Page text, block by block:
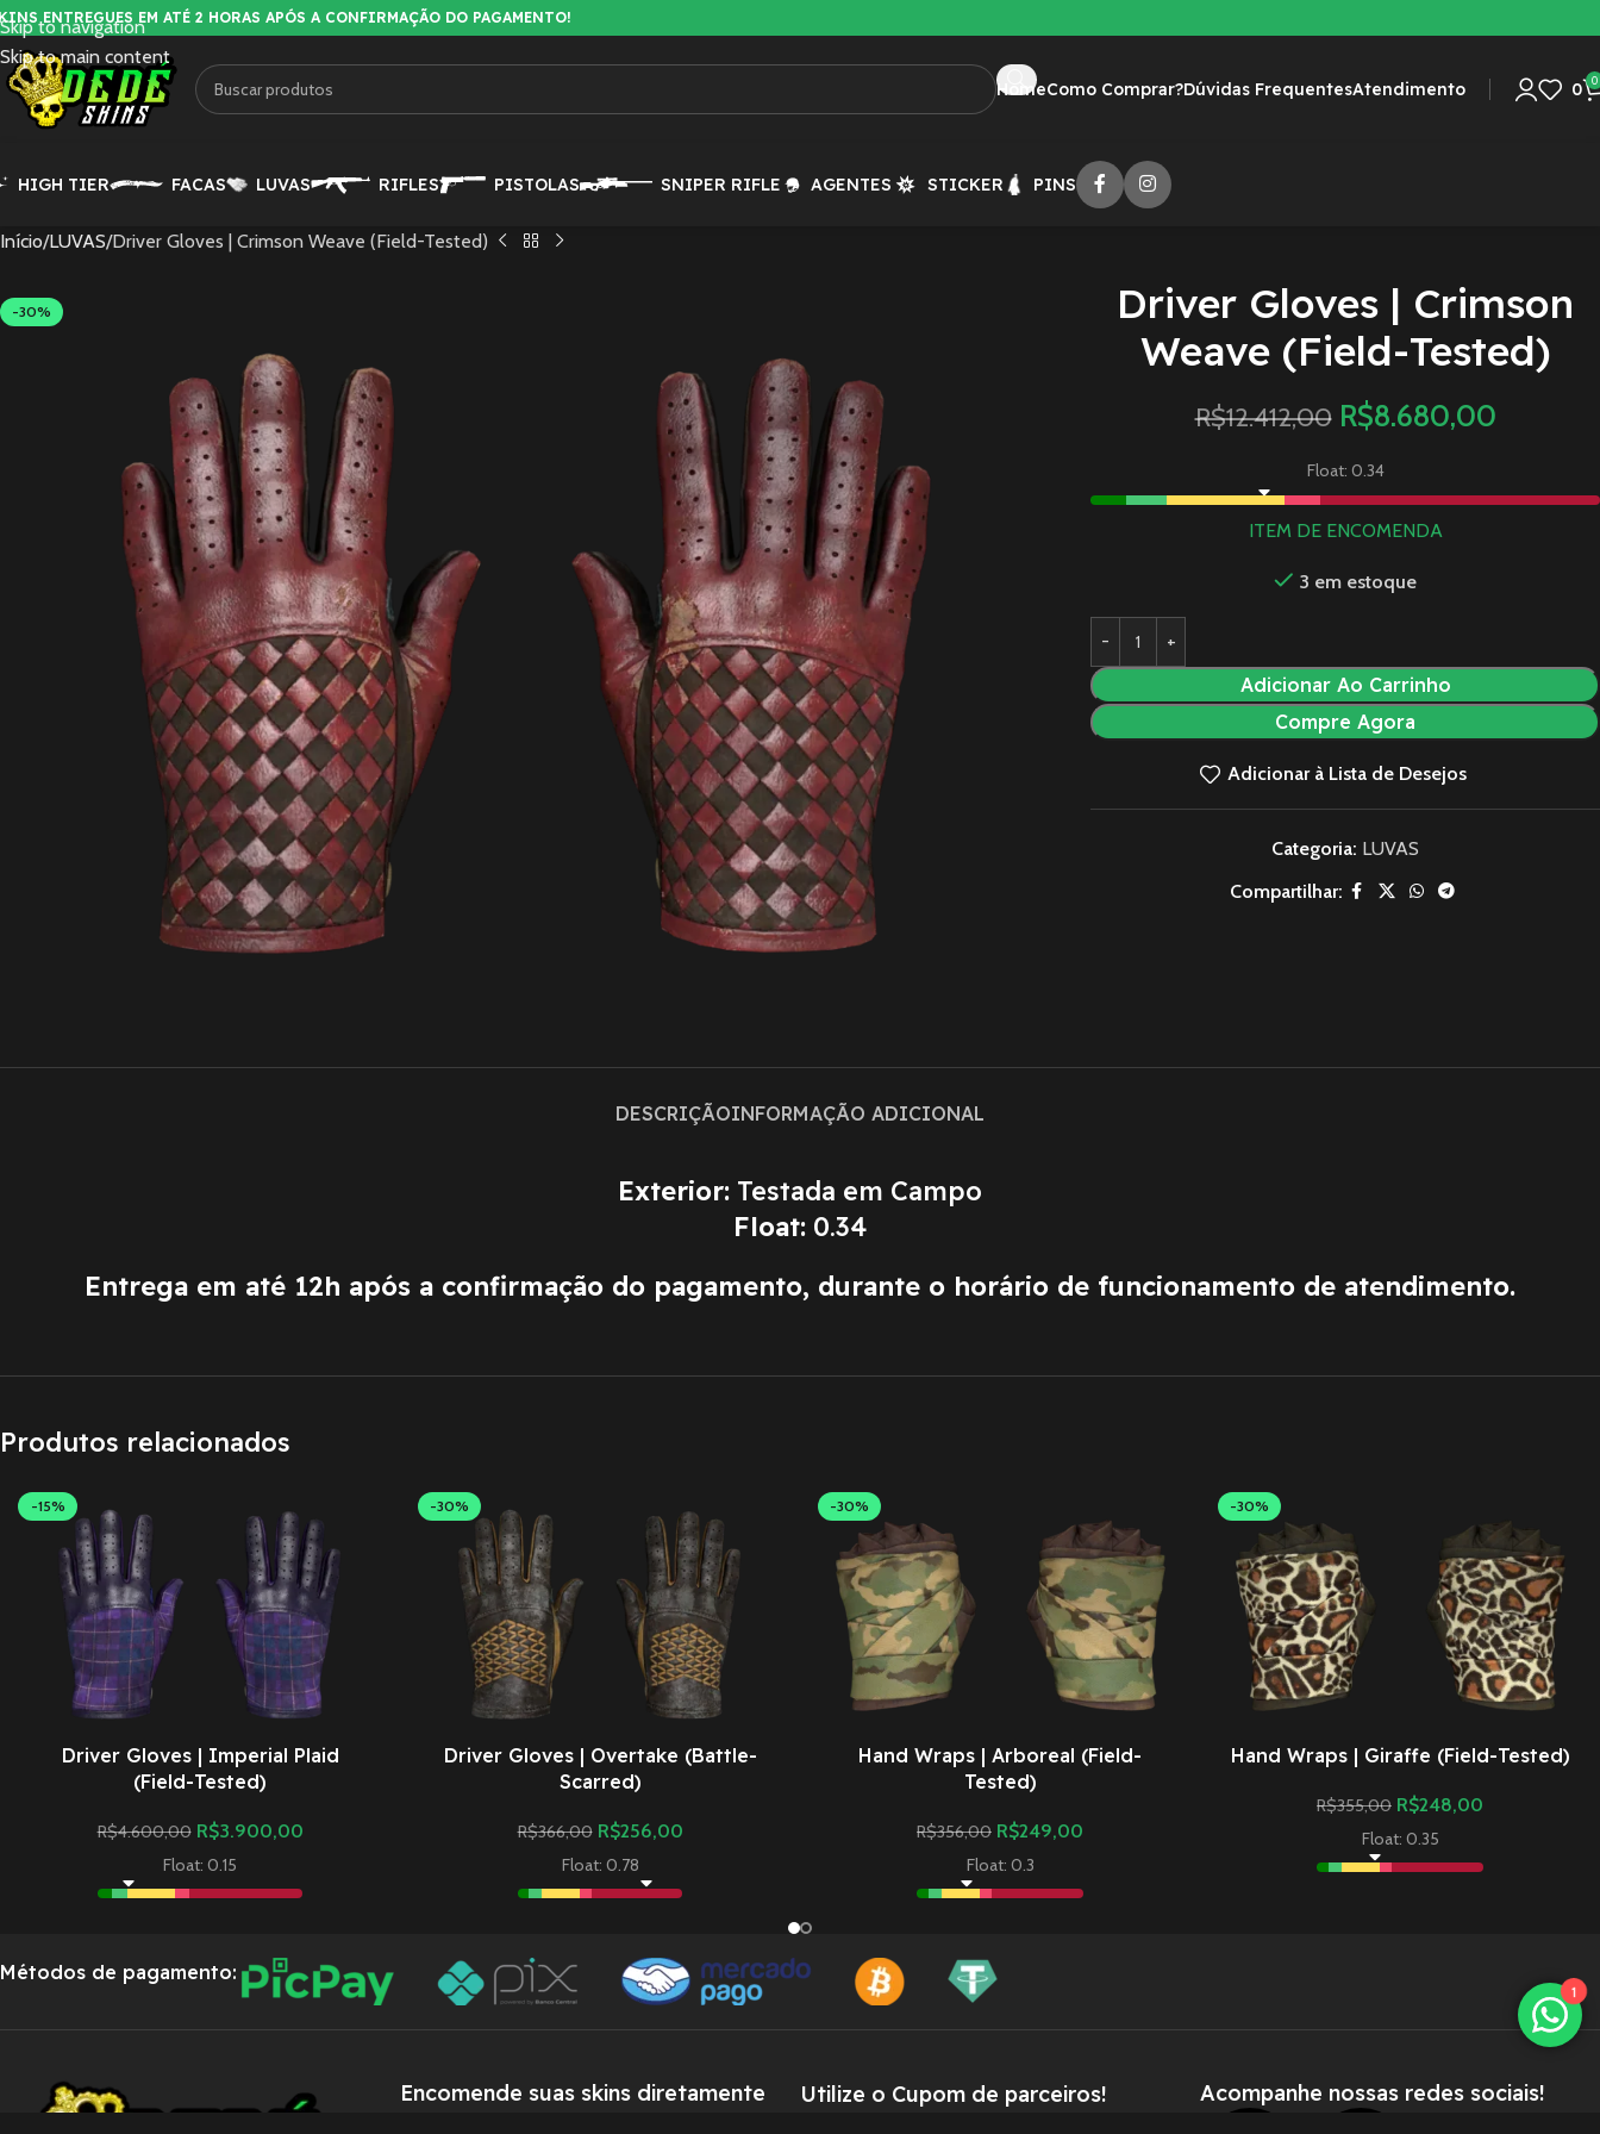
Skip to navigation
Skip to main content
ENTREGUES EM ATÉ 2 HORAS APÓS A CONFIRMAÇÃO DO PAGAMENTO!
HomeComo Comprar?Dúvidas FrequentesAtendimento 0 0
HIGH TIER FACAS LUVAS RIFLES PISTOLAS SNIPER RIFLE AGENTES STICKER PINS
Início LUVAS Driver Gloves | Crimson Weave (Field-Tested)
-30%
Driver Gloves | Crimson
Weave (Field-Tested)
R$12.412,00 R$8.680,00
Float: 0.34
ITEM DE ENCOMENDA
3 em estoque
Adicionar Ao Carrinho
Compre Agora
Adicionar à Lista de Desejos
Categoria: LUVAS
Compartilhar:
DESCRIÇÃOINFORMAÇÃO ADICIONAL
Exterior: Testada em Campo
Float: 0.34
Entrega em até 12h após a confirmação do pagamento, durante o horário de funcionamento de atendimento.
Produtos relacionados
-15%
Driver Gloves | Imperial Plaid
(Field-Tested)
R$4.600,00 R$3.900,00
Float: 0.15
-30%
Driver Gloves | Overtake (Battle-
Scarred)
R$366,00 R$256,00
Float: 0.78
-30%
Hand Wraps | Arboreal (Field-
Tested)
R$356,00 R$249,00
Float: 0.3
-30%
Hand Wraps | Giraffe (Field-Tested)
R$355,00 R$248,00
Float: 0.35
Métodos de pagamento:
Encomende suas skins diretamente
Utilize o Cupom de parceiros! Acompanhe nossas redes sociais!
1